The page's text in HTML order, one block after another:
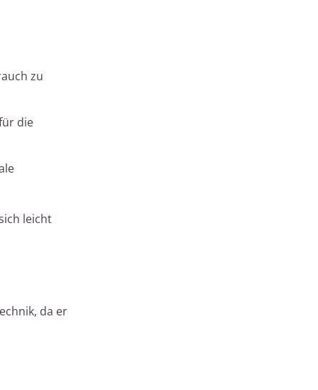
zu
die
leicht
da er